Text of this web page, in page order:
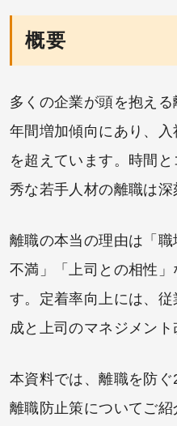
概要
多くの企業が頭を抱え
年間増加傾向にあり、
を超えています。時間
秀な若手人材の離職は深
離職の本当の理由は「
不満」「上司との相性
す。定着率向上には、
成と上司のマネジメント
本資料では、離職を防
離職防止策についてご紹